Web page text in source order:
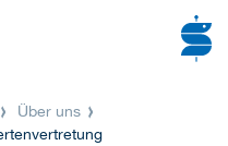
Über uns